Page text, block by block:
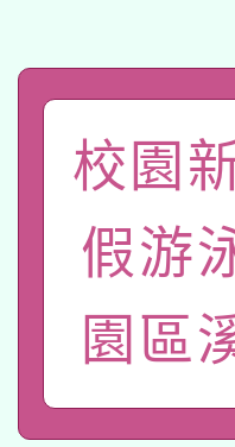
礎課程
A3數
「數位
pilot」
有關大
薪期間
轉知經
業技術
用水績
115年
桃園市
2026
校園
假游
園區